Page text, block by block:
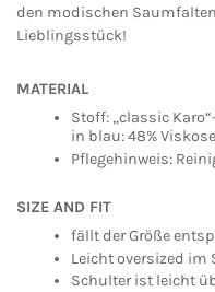
den modischen
Lieblingsstück!
MATERIAL
Stoff: „classic
in blau: 48%
Pflegehinweis:
SIZE AND FIT
fällt der Größe
Leicht oversized im
Schulter ist leicht